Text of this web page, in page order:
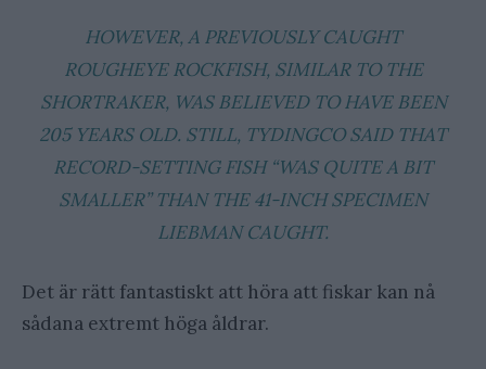
HOWEVER, A PREVIOUSLY CAUGHT
ROUGHEYE ROCKFISH, SIMILAR TO THE
SHORTRAKER, WAS BELIEVED TO HAVE BEEN
205 YEARS OLD. STILL, TYDINGCO SAID THAT
RECORD-SETTING FISH “WAS QUITE A BIT
SMALLER” THAN THE 41-INCH SPECIMEN
LIEBMAN CAUGHT.
Det är rätt fantastiskt att höra att fiskar kan nå
sådana extremt höga åldrar.